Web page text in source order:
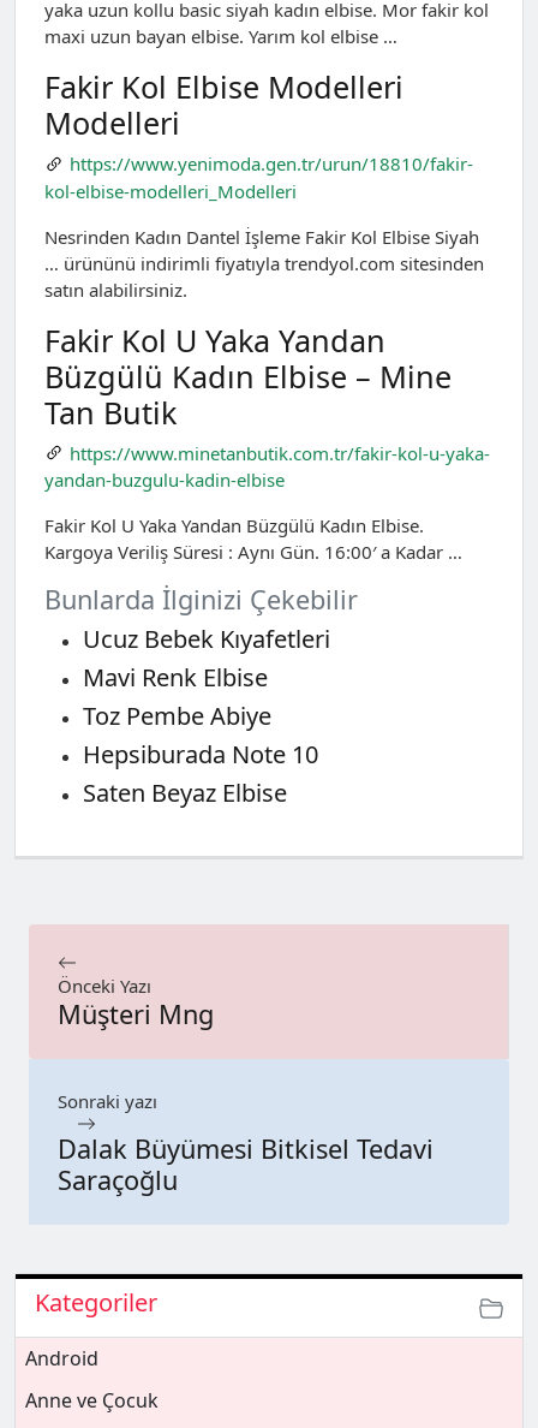
yaka uzun kollu basic siyah kadın elbise. Mor fakir kol
maxi uzun bayan elbise. Yarım kol elbise …
Fakir Kol Elbise Modelleri
Modelleri
https://www.yenimoda.gen.tr/urun/18810/fakir-
kol-elbise-modelleri_Modelleri
Nesrinden Kadın Dantel İşleme Fakir Kol Elbise Siyah
… ürününü indirimli fiyatıyla trendyol.com sitesinden
satın alabilirsiniz.
Fakir Kol U Yaka Yandan
Büzgülü Kadın Elbise – Mine
Tan Butik
https://www.minetanbutik.com.tr/fakir-kol-u-yaka-
yandan-buzgulu-kadin-elbise
Fakir Kol U Yaka Yandan Büzgülü Kadın Elbise.
Kargoya Veriliş Süresi : Aynı Gün. 16:00′ a Kadar …
Bunlarda İlginizi Çekebilir
Ucuz Bebek Kıyafetleri
Mavi Renk Elbise
Toz Pembe Abiye
Hepsiburada Note 10
Saten Beyaz Elbise
Önceki Yazı
Müşteri Mng
Sonraki yazı
Dalak Büyümesi Bitkisel Tedavi
Saraçoğlu
Kategoriler
Android
Anne ve Çocuk